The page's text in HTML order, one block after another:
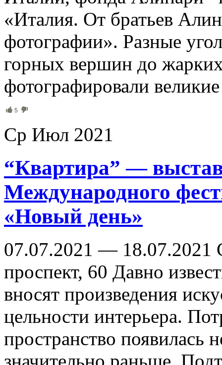
«Италия. От братьев
фотографии». Разные
горных вершин до
фотографировали
5
Ср Июл 2021
“Квартира” —
Международного
«Новый день»
07.07.2021 — 18.07.2021
проспект, 60 Давно
вносят произведения
цельности интерьера.
пространство появилась
значительно раньше.